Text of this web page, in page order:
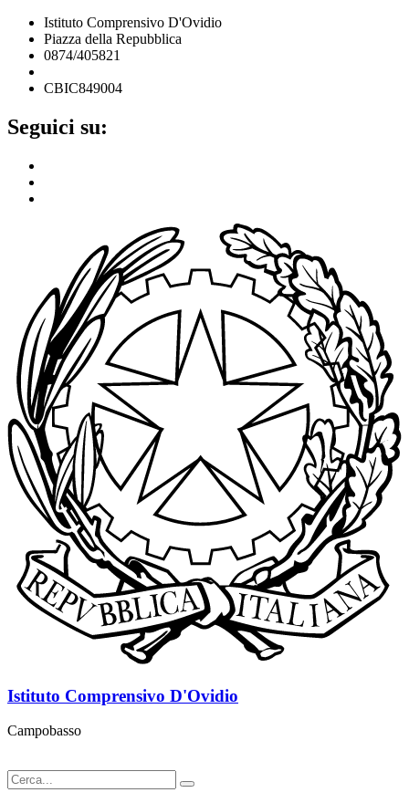
Istituto Comprensivo D'Ovidio
Piazza della Repubblica
0874/405821
CBIC849004
Seguici su:
Istituto Comprensivo D'Ovidio
Campobasso